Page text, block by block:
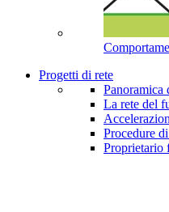
Progetti di rete
Panoramica
La rete del
Procedure
Proprietario